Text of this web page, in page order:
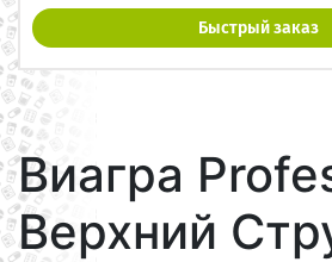
Быстрый заказ
Виагра
Верхний